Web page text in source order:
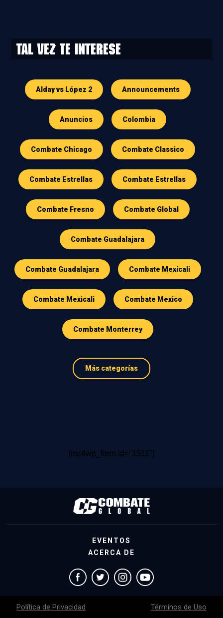
Tal vez te interese
Alday vs López 2 Announcements
Anuncios Colombia
Combate Chicago Combate Classico
Combate Estrellas Combate Estrellas
Combate Fresno Combate Global
Combate Guadalajara
Combate Guadalajara Combate Mexicali
Combate Mexicali Combate Mexico
Combate Monterrey
Más categorías
[mc4wp_form id="1511"]
EVENTOS
ACERCA DE
Política de Privacidad Términos de Uso